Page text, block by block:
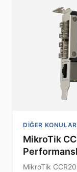
DIĞER KONULAR
MikroTik
MikroTik